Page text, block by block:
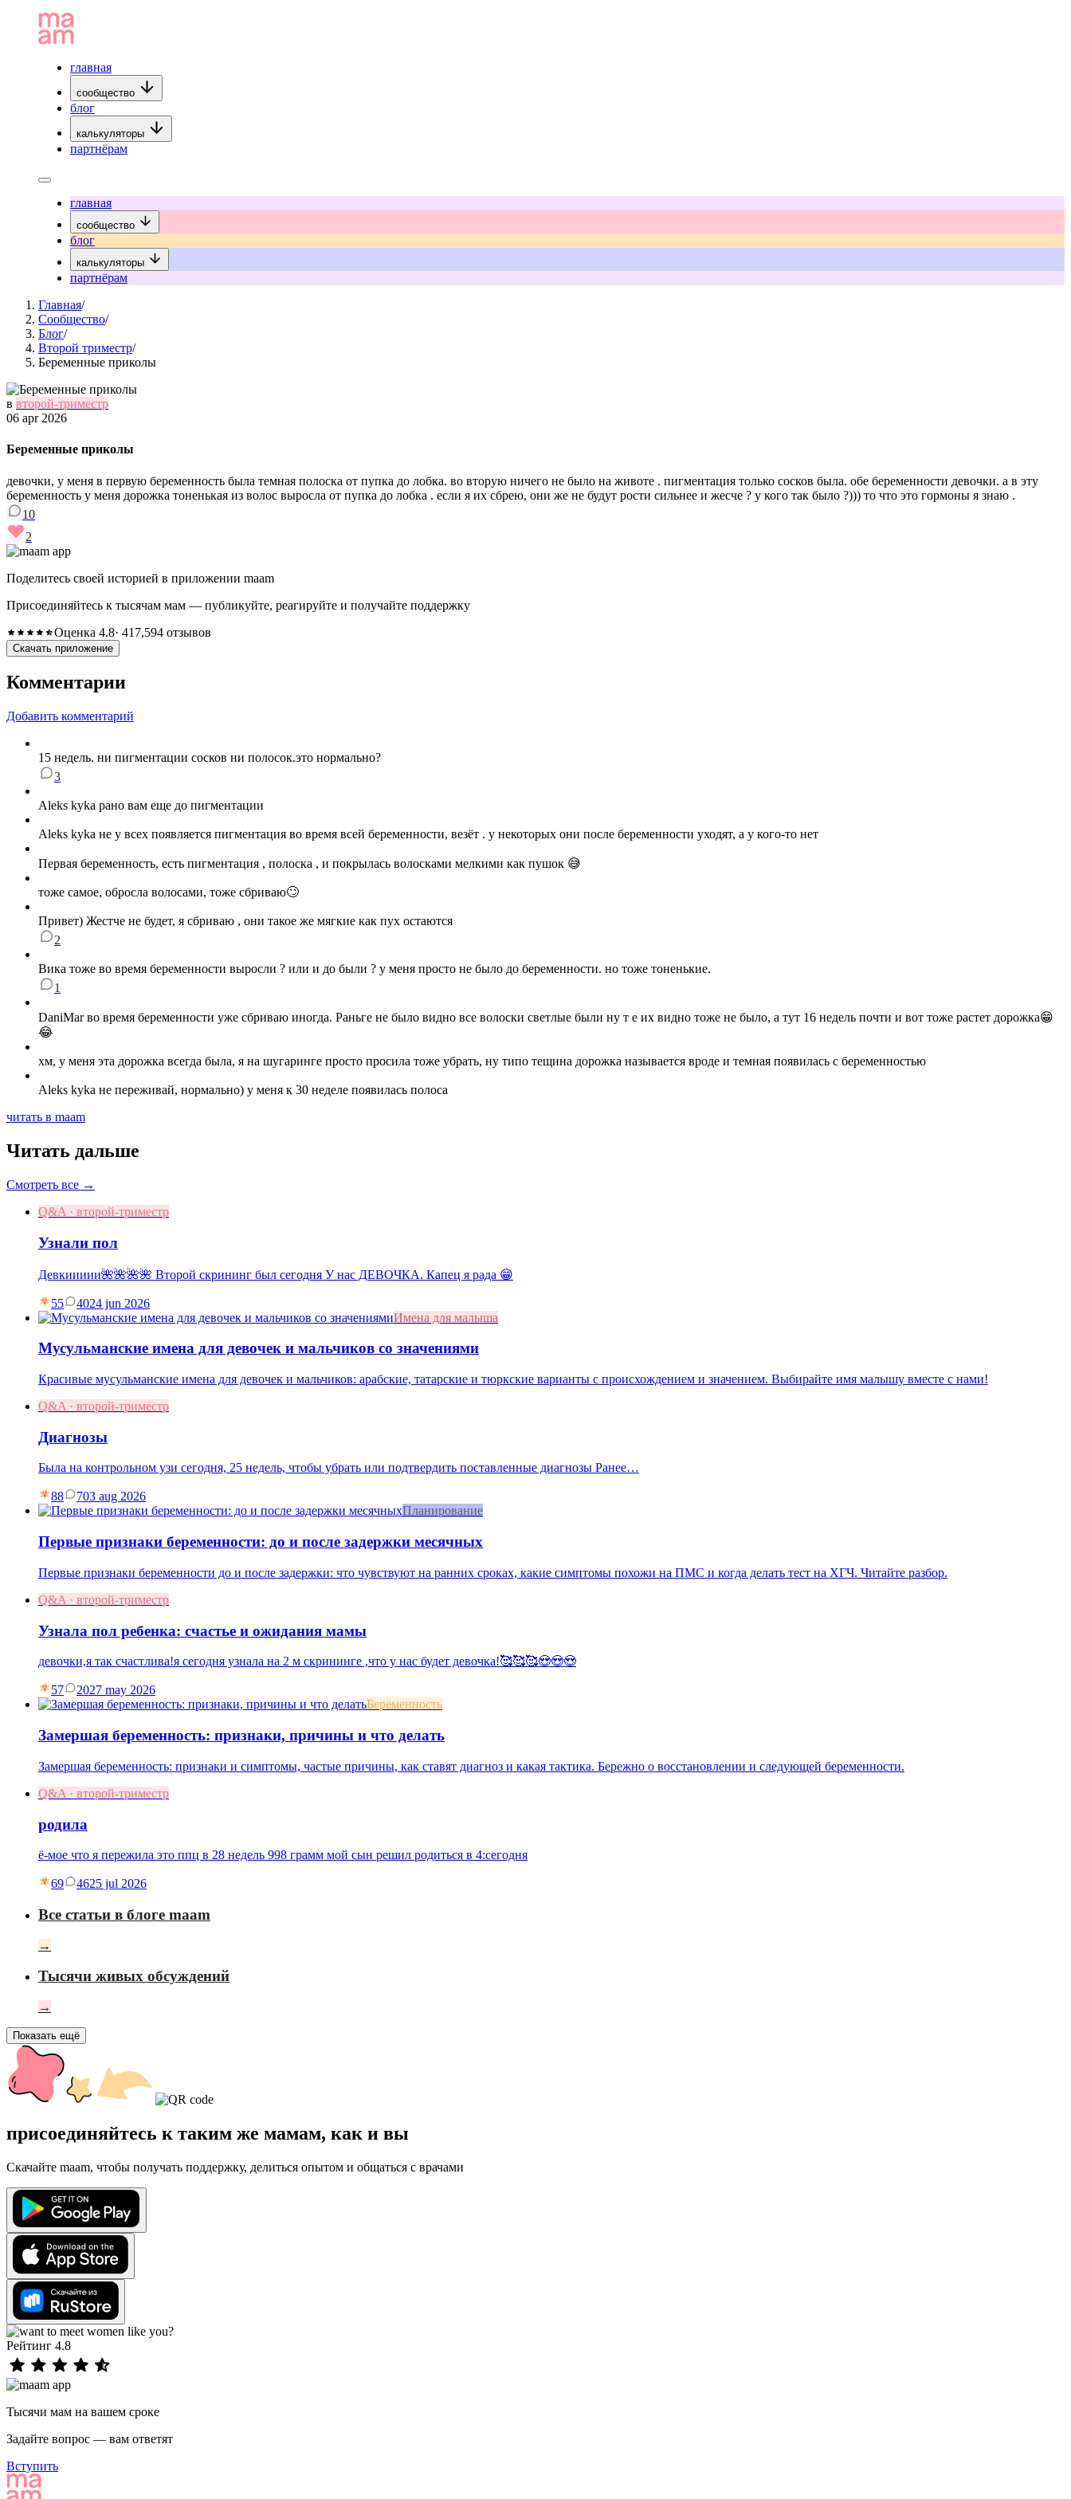
главная
сообщество
блог
калькуляторы
партнёрам
главная
сообщество
блог
калькуляторы
партнёрам
Главная/
Сообщество/
Блог/
Второй триместр/
Беременные приколы
в второй-триместр
06 apr 2026
Беременные приколы
девочки, у меня в первую беременность была темная полоска от пупка до лобка. во вторую ничего не было на животе . пигментация только сосков была. обе беременности девочки. а в эту
беременность у меня дорожка тоненькая из волос выросла от пупка до лобка . если я их сбрею, они же не будут рости сильнее и жесче ? у кого так было ?))) то что это гормоны я знаю .
10
2
Поделитесь своей историей в приложении maam
Присоединяйтесь к тысячам мам — публикуйте, реагируйте и получайте поддержку
Оценка 4.8· 417,594 отзывов
Скачать приложение
Комментарии
Добавить комментарий
15 недель. ни пигментации сосков ни полосок.это нормально?
3
Aleks kyka рано вам еще до пигментации
Aleks kyka не у всех появляется пигментация во время всей беременности, везёт . у некоторых они после беременности уходят, а у кого-то нет
Первая беременность, есть пигментация , полоска , и покрылась волосками мелкими как пушок 😅
тоже самое, обросла волосами, тоже сбриваю🙄
Привет) Жестче не будет, я сбриваю , они такое же мягкие как пух остаются
2
Вика тоже во время беременности выросли ? или и до были ? у меня просто не было до беременности. но тоже тоненькие.
1
DaniMar во время беременности уже сбриваю иногда. Раньге не было видно все волоски светлые были ну т е их видно тоже не было, а тут 16 недель почти и вот тоже растет дорожка😁
😂
хм, у меня эта дорожка всегда была, я на шугаринге просто просила тоже убрать, ну типо тещина дорожка называется вроде и темная появилась с беременностью
Aleks kyka не переживай, нормально) у меня к 30 неделе появилась полоса
читать в maam
Читать дальше
Смотреть все →
Q&A · второй-триместр
Узнали пол
Девкиииии🌺🌺🌺🌺 Второй скрининг был сегодня У нас ДЕВОЧКА. Капец я рада 😁
55 4024 jun 2026
Имена для малыша
Мусульманские имена для девочек и мальчиков со значениями
Красивые мусульманские имена для девочек и мальчиков: арабские, татарские и тюркские варианты с происхождением и значением. Выбирайте имя малышу вместе с нами!
Q&A · второй-триместр
Диагнозы
Была на контрольном узи сегодня, 25 недель, чтобы убрать или подтвердить поставленные диагнозы Ранее…
88 703 aug 2026
Планирование
Первые признаки беременности: до и после задержки месячных
Первые признаки беременности до и после задержки: что чувствуют на ранних сроках, какие симптомы похожи на ПМС и когда делать тест на ХГЧ. Читайте разбор.
Q&A · второй-триместр
Узнала пол ребенка: счастье и ожидания мамы
девочки,я так счастлива!я сегодня узнала на 2 м скрининге ,что у нас будет девочка!🥰🥰🥰😍😍😍
57 2027 may 2026
Беременность
Замершая беременность: признаки, причины и что делать
Замершая беременность: признаки и симптомы, частые причины, как ставят диагноз и какая тактика. Бережно о восстановлении и следующей беременности.
Q&A · второй-триместр
родила
ё-мое что я пережила это ппц в 28 недель 998 грамм мой сын решил родиться в 4:сегодня
69 4625 jul 2026
Все статьи в блоге maam
→
Тысячи живых обсуждений
→
Показать ещё
присоединяйтесь к таким же мамам, как и вы
Скачайте maam, чтобы получать поддержку, делиться опытом и общаться с врачами
Рейтинг 4.8
Тысячи мам на вашем сроке
Задайте вопрос — вам ответят
Вступить